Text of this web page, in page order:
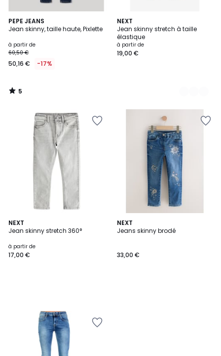
PEPE JEANS
Jean skinny, taille haute, Pixlette
à partir de
60,50 €
50,16 € -17%
5
/
5
/
NEXT
Jean skinny stretch à taille
élastique
à partir de
19,00 €
2
Couleurs
NEXT
Jean skinny stretch 360°
à partir de
17,00 €
NEXT
Jeans skinny brodé
33,00 €